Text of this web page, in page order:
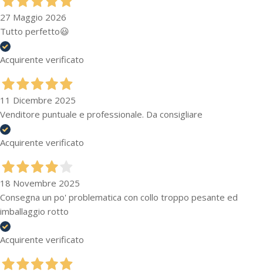
27 Maggio 2026
Tutto perfetto😃
Acquirente verificato
11 Dicembre 2025
Venditore puntuale e professionale. Da consigliare
Acquirente verificato
18 Novembre 2025
Consegna un po' problematica con collo troppo pesante ed
imballaggio rotto
Acquirente verificato